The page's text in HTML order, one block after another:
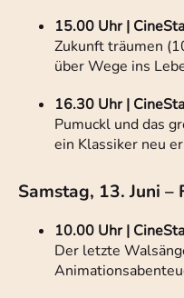
15.00 Uhr |
Zukunft träumen
über Wege ins
16.30 Uhr |
Pumuckl und das
ein Klassiker neu
Samstag, 13. Juni
10.00 Uhr |
Der letzte